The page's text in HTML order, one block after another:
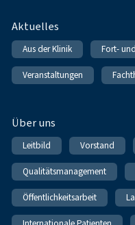
Fußnavigation
Aktuelles
Aus der Klinik Fort-
Veranstaltungen
Über uns
Leitbild Vorstand
Qualitätsmanagement
Öffentlichkeitsarbeit